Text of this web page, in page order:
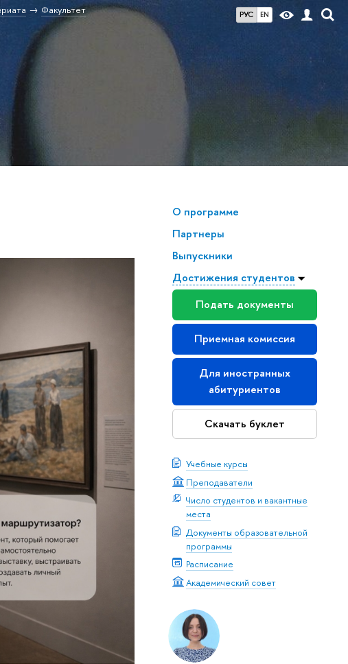
РУС EN
Факультет
О программе
Партнеры
Выпускники
Достижения студентов
Подать документы
Приемная комиссия
Для иностранных
абитуриентов
Скачать буклет
Учебные курсы
Преподаватели
Число студентов и вакантные
места
Документы образовательной
программы
Расписание
Академический совет